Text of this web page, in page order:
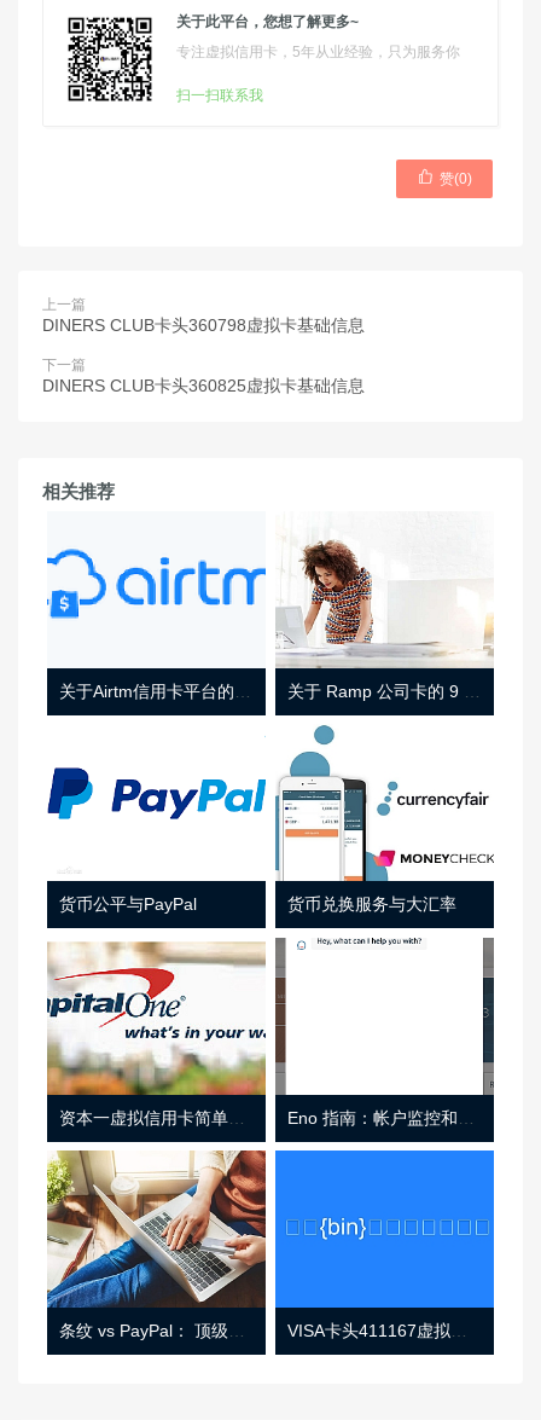
关于此平台，您想了解更多~
专注虚拟信用卡，5年从业经验，只为服务你
扫一扫联系我
 赞(0)
上一篇
DINERS CLUB卡头360798虚拟卡基础信息
下一篇
DINERS CLUB卡头360825虚拟卡基础信息
相关推荐
货币公平与PayPal 货币兑换服务与大汇率
资本一虚拟信用卡简单介绍
条纹 vs PayPal： 顶级功能， 定价 （和更多！ VISA卡头411167虚拟卡基础信息